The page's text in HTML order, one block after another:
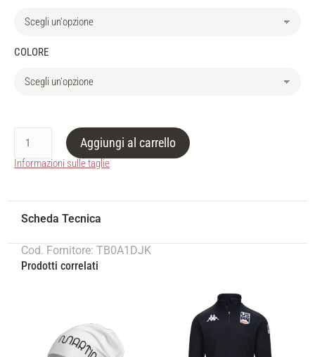
COLORE
Aggiungi al carrello
Informazioni sulle taglie
Cod. Fornitore: TB0A1DJK
Prodotti correlati